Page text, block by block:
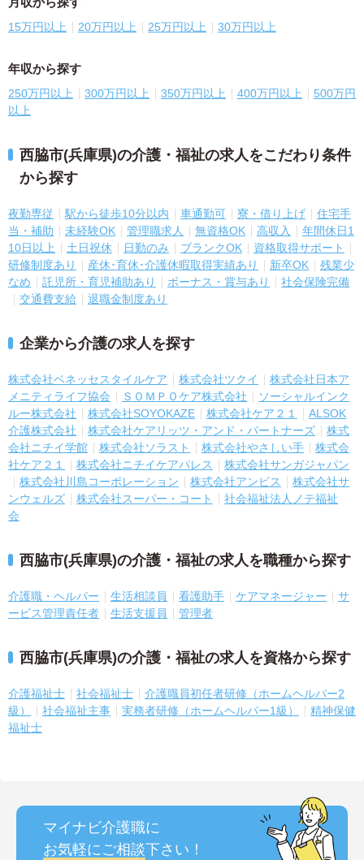
15万円以上 20万円以上 25万円以上 30万円以上
年収から探す
250万円以上 300万円以上 350万円以上 400万円以上
500万円
以上
西脇市(兵庫県)の介護・福祉の求人をこだわり条件
から探す
夜勤専従 駅から徒歩10分以内 車通勤可 寮・借り上げ
住宅手
当・補助
未経験OK 管理職求人 無資格OK 高収入
年間休日1
10日以上
土日祝休 日勤のみ ブランクOK
資格取得サポート
研修制度あり
産休･育休･介護休暇取得実績あり 新卒OK
残業少
なめ
託児所・育児補助あり ボーナス・賞与あり
社会保険完備
交通費支給
退職金制度あり
企業から介護の求人を探す
株式会社ベネッセスタイルケア 株式会社ツクイ
株式会社日本ア
メニティライフ協会
ＳＯＭＰＯケア株式会社
ソーシャルインク
ルー株式会社
株式会社SOYOKAZE 株式会社ケア２１
ALSOK
介護株式会社
株式会社ケアリッツ・アンド・パートナーズ
株式
会社ニチイ学館
株式会社ソラスト 株式会社やさしい手
株式会
社ケア２１
株式会社ニチイケアパレス
株式会社サンガジャパン
株式会社川島コーポレーション
株式会社アンビス
株式会社サ
ンウェルズ
株式会社スーパー・コート
社会福祉法人ノテ福祉
会
西脇市(兵庫県)の介護・福祉の求人を職種から探す
介護職・ヘルパー 生活相談員 看護助手 ケアマネージャー
サ
ービス管理責任者
生活支援員 管理者
西脇市(兵庫県)の介護・福祉の求人を資格から探す
介護福祉士 社会福祉士
介護職員初任者研修（ホームヘルパー2
級）
社会福祉主事 実務者研修（ホームヘルパー1級）
精神保健
福祉士
マイナビ介護職に
お気軽にご相談下さい！